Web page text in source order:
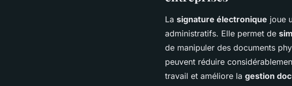
La signature électronique joue
administratifs. Elle permet de
de manipuler des documents
peuvent réduire
travail et améliore la gestion